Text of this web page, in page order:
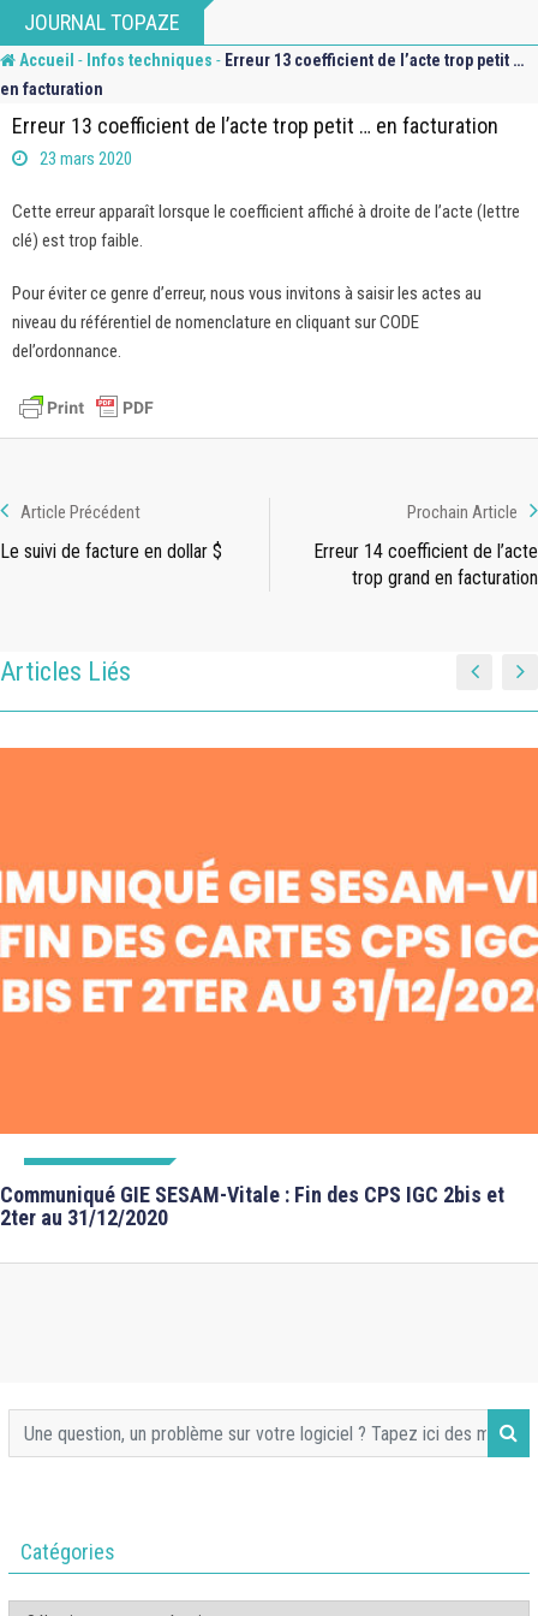
to
content
JOURNAL TOPAZE
Accueil - Infos techniques - Erreur 13 coefficient de l’acte trop petit …
en facturation
Erreur 13 coefficient de l’acte trop petit … en facturation
23 mars 2020
Cette erreur apparaît lorsque le coefficient affiché à droite de l’acte (lettre
clé) est trop faible.
Pour éviter ce genre d’erreur, nous vous invitons à saisir les actes au
niveau du référentiel de nomenclature en cliquant sur CODE
del’ordonnance.
Article Précédent
Le suivi de facture en dollar $
Prochain Article
Erreur 14 coefficient de l’acte
trop grand en facturation
Articles Liés
Communiqué GIE SESAM-Vitale : Fin des CPS IGC 2bis et
2ter au 31/12/2020
Catégories